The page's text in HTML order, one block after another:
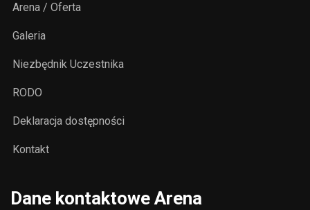
Arena / Oferta
Galeria
Niezbędnik Uczestnika
RODO
Deklaracja dostępności
Kontakt
Dane kontaktowe Arena